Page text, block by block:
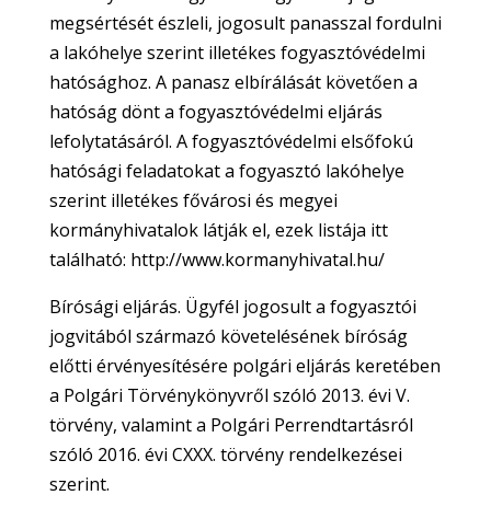
megsértését észleli, jogosult panasszal fordulni
a lakóhelye szerint illetékes fogyasztóvédelmi
hatósághoz. A panasz elbírálását követően a
hatóság dönt a fogyasztóvédelmi eljárás
lefolytatásáról. A fogyasztóvédelmi elsőfokú
hatósági feladatokat a fogyasztó lakóhelye
szerint illetékes fővárosi és megyei
kormányhivatalok látják el, ezek listája itt
található: http://www.kormanyhivatal.hu/
Bírósági eljárás. Ügyfél jogosult a fogyasztói
jogvitából származó követelésének bíróság
előtti érvényesítésére polgári eljárás keretében
a Polgári Törvénykönyvről szóló 2013. évi V.
törvény, valamint a Polgári Perrendtartásról
szóló 2016. évi CXXX. törvény rendelkezései
szerint.